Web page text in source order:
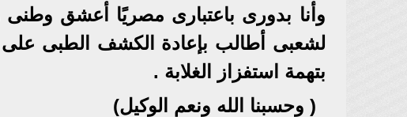
وأنا بدورى باعتبارى مصريًا أعشق وطنى
لشعبى أطالب بإعادة الكشف الطبى
بتهمة استفزاز الغلابة .
( وحسبنا الله ونعم الوكيل)